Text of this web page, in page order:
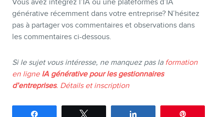
Vous avez intégrez l’IA ou une plateformes d’IA
générative récemment dans votre entreprise? N’hésitez
pas à partager vos commentaires et observations dans
les commentaires ci-dessous.
Si le sujet vous intéresse, ne manquez pas la formation
en ligne IA générative pour les gestionnaires
d’entreprises. Détails et inscription